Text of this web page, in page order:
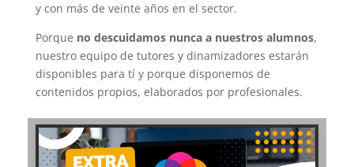
y con más de veinte años en el sector.
Porque no descuidamos nunca a nuestros alumnos,
nuestro equipo de tutores y dinamizadores estarán
disponibles para tí y porque disponemos de
contenidos propios, elaborados por profesionales.